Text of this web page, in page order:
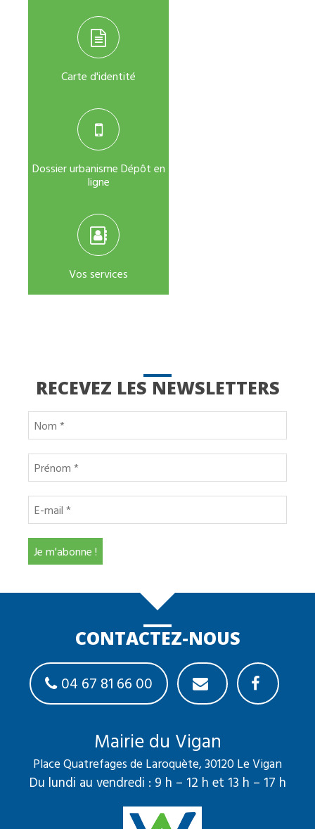
Carte d'identité
Dossier urbanisme Dépôt en
ligne
Vos services
RECEVEZ LES NEWSLETTERS
CONTACTEZ-NOUS
04 67 81 66 00
Mairie du Vigan
Place Quatrefages de Laroquète, 30120 Le Vigan
Du lundi au vendredi : 9 h – 12 h et 13 h – 17 h